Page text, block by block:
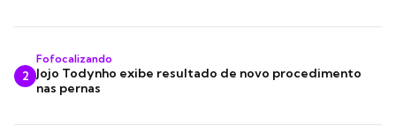
2
Fofocalizando
Jojo Todynho exibe resultado de novo procedimento
nas pernas